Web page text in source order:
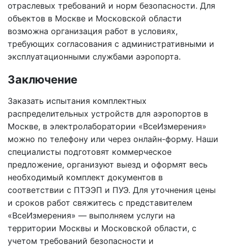
отраслевых требований и норм безопасности. Для
объектов в Москве и Московской области
возможна организация работ в условиях,
требующих согласования с административными и
эксплуатационными службами аэропорта.
Заключение
Заказать испытания комплектных
распределительных устройств для аэропортов в
Москве, в электролаборатории «ВсеИзмерения»
можно по телефону или через онлайн-форму. Наши
специалисты подготовят коммерческое
предложение, организуют выезд и оформят весь
необходимый комплект документов в
соответствии с ПТЭЭП и ПУЭ. Для уточнения цены
и сроков работ свяжитесь с представителем
«ВсеИзмерения» — выполняем услуги на
территории Москвы и Московской области, с
учетом требований безопасности и